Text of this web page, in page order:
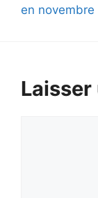
en novembre